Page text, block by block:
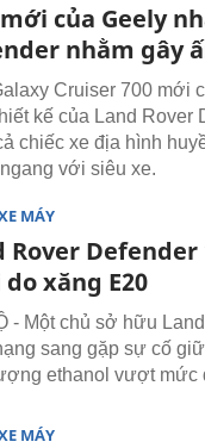
mới của Geely
nhằm gây
Cruiser 700 mới
kế của Land Rover
chiếc xe địa hình
với siêu xe.
MÁY
Rover
xăng E20
- Một chủ sở hữu
sang gặp sự cố
ethanol vượt mức
MÁY